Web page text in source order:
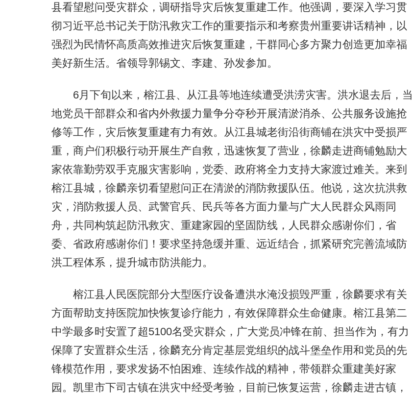
县看望慰问受灾群众，调研指导灾后恢复重建工作。他强调，要深入学习贯
彻习近平总书记关于防汛救灾工作的重要指示和考察贵州重要讲话精神，以
强烈为民情怀高质高效推进灾后恢复重建，干群同心多方聚力创造更加幸福
美好新生活。省领导郭锡文、李建、孙发参加。
6月下旬以来，榕江县、从江县等地连续遭受洪涝灾害。洪水退去后，当
地党员干部群众和省内外救援力量争分夺秒开展清淤消杀、公共服务设施抢
修等工作，灾后恢复重建有力有效。从江县城老街沿街商铺在洪灾中受损严
重，商户们积极行动开展生产自救，迅速恢复了营业，徐麟走进商铺勉励大
家依靠勤劳双手克服灾害影响，党委、政府将全力支持大家渡过难关。来到
榕江县城，徐麟亲切看望慰问正在清淤的消防救援队伍。他说，这次抗洪救
灾，消防救援人员、武警官兵、民兵等各方面力量与广大人民群众风雨同
舟，共同构筑起防汛救灾、重建家园的坚固防线，人民群众感谢你们，省
委、省政府感谢你们！要求坚持急缓并重、远近结合，抓紧研究完善流域防
洪工程体系，提升城市防洪能力。
榕江县人民医院部分大型医疗设备遭洪水淹没损毁严重，徐麟要求有关
方面帮助支持医院加快恢复诊疗能力，有效保障群众生命健康。榕江县第二
中学最多时安置了超5100名受灾群众，广大党员冲锋在前、担当作为，有力
保障了安置群众生活，徐麟充分肯定基层党组织的战斗堡垒作用和党员的先
锋模范作用，要求发扬不怕困难、连续作战的精神，带领群众重建美好家
园。凯里市下司古镇在洪灾中经受考验，目前已恢复运营，徐麟走进古镇，